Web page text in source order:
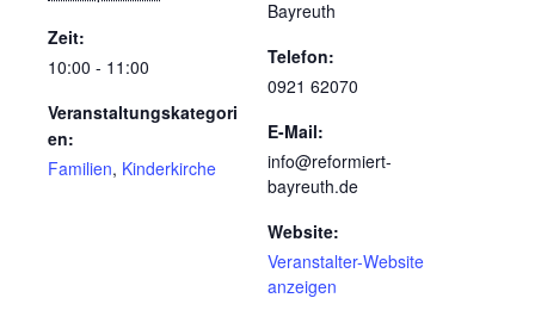
Zeit:
10:00 - 11:00
Veranstaltungskategori
en:
Familien, Kinderkirche
Bayreuth
Telefon:
0921 62070
E-Mail:
info@reformiert-
bayreuth.de
Website:
Veranstalter-Website
anzeigen